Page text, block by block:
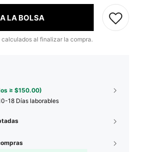
LA BOLSA
calculados al finalizar la compra.
≥ $150.00)
18 Días laborables